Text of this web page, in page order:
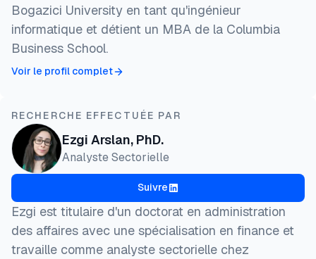
Bogazici University en tant qu'ingénieur
informatique et détient un MBA de la Columbia
Business School.
Voir le profil complet
RECHERCHE EFFECTUÉE PAR
Ezgi Arslan, PhD.
Analyste Sectorielle
Suivre
Ezgi est titulaire d'un doctorat en administration
des affaires avec une spécialisation en finance et
travaille comme analyste sectorielle chez